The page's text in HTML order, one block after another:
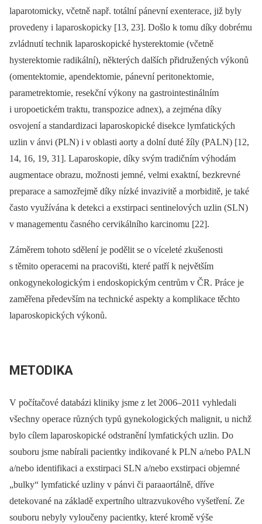
laparotomicky, včetně např. totální pánevní exenterace, již byly
provedeny i laparoskopicky [13, 23]. Došlo k tomu díky dobrému
zvládnutí technik laparoskopické hysterektomie (včetně
hysterektomie radikální), některých dalších přidružených výkonů
(omentektomie, apendektomie, pánevní peritonektomie,
parametrektomie, resekční výkony na gastrointestinálním
i uropoetickém traktu, transpozice adnex), a zejména díky
osvojení a standardizaci laparoskopické disekce lymfatických
uzlin v ánvi (PLN) i v oblasti aorty a dolní duté žíly (PALN) [12,
14, 16, 19, 31]. Laparoskopie, díky svým tradičním výhodám
augmentace obrazu, možnosti jemné, velmi exaktní, bezkrevné
preparace a samozřejmě díky nízké invazivitě a morbiditě, je také
často využívána k detekci a exstirpaci sentinelových uzlin (SLN)
v managementu časného cervikálního karcinomu [22].
Záměrem tohoto sdělení je podělit se o víceleté zkušenosti
s těmito operacemi na pracovišti, které patří k největším
onkogynekologickým i endoskopickým centrům v ČR. Práce je
zaměřena především na technické aspekty a komplikace těchto
laparoskopických výkonů.
METODIKA
V počítačové databázi kliniky jsme z let 2006–2011 vyhledali
všechny operace různých typů gynekologických malignit, u nichž
bylo cílem laparoskopické odstranění lymfatických uzlin. Do
souboru jsme nabírali pacientky indikované k PLN a/nebo PALN
a/nebo identifikaci a exstirpaci SLN a/nebo exstirpaci objemné
„bulky“ lymfatické uzliny v pánvi či paraaortálně, dříve
detekované na základě expertního ultrazvukového vyšetření. Ze
souboru nebyly vyloučeny pacientky, které kromě výše